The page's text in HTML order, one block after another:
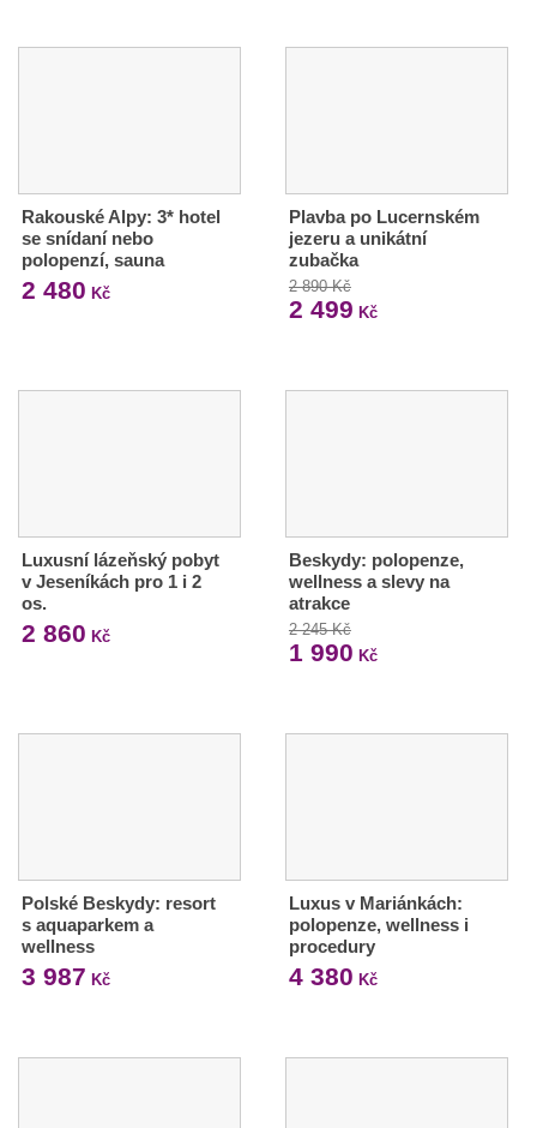
Rakouské Alpy: 3* hotel
se snídaní nebo
polopenzí, sauna
2 480 Kč
Plavba po Lucernském
jezeru a unikátní
zubačka
2 890 Kč
2 499 Kč
Luxusní lázeňský pobyt
v Jeseníkách pro 1 i 2
os.
2 860 Kč
Beskydy: polopenze,
wellness a slevy na
atrakce
2 245 Kč
1 990 Kč
Polské Beskydy: resort
s aquaparkem a
wellness
3 987 Kč
Luxus v Mariánkách:
polopenze, wellness i
procedury
4 380 Kč